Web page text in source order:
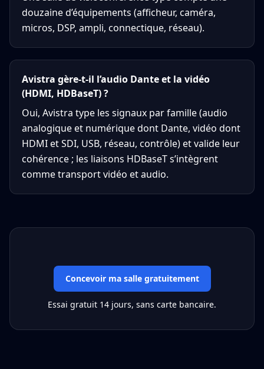
douzaine d’équipements (afficheur, caméra,
micros, DSP, ampli, connectique, réseau).
Avistra gère-t-il l’audio Dante et la vidéo
(HDMI, HDBaseT) ?
Oui, Avistra type les signaux par famille (audio
analogique et numérique dont Dante, vidéo dont
HDMI et SDI, USB, réseau, contrôle) et valide leur
cohérence ; les liaisons HDBaseT s’intègrent
comme transport vidéo et audio.
Concevoir ma salle gratuitement
Essai gratuit 14 jours, sans carte bancaire.